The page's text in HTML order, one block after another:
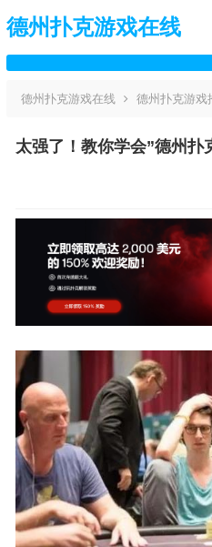
德州扑克游戏在线
德州扑克游戏在线 德州扑克游戏
太强了！教你学会”德州扑